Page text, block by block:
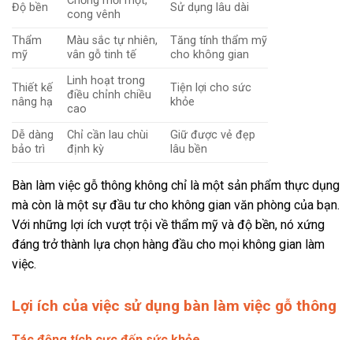
Độ bền
cong vênh
Sử dụng lâu dài
Thẩm
mỹ
Màu sắc tự nhiên,
vân gỗ tinh tế
Tăng tính thẩm mỹ
cho không gian
Thiết kế
nâng hạ
Linh hoạt trong
điều chỉnh chiều
cao
Tiện lợi cho sức
khỏe
Dễ dàng
bảo trì
Chỉ cần lau chùi
định kỳ
Giữ được vẻ đẹp
lâu bền
Bàn làm việc gỗ thông không chỉ là một sản phẩm thực dụng
mà còn là một sự đầu tư cho không gian văn phòng của bạn.
Với những lợi ích vượt trội về thẩm mỹ và độ bền, nó xứng
đáng trở thành lựa chọn hàng đầu cho mọi không gian làm
việc.
Lợi ích của việc sử dụng bàn làm việc gỗ thông